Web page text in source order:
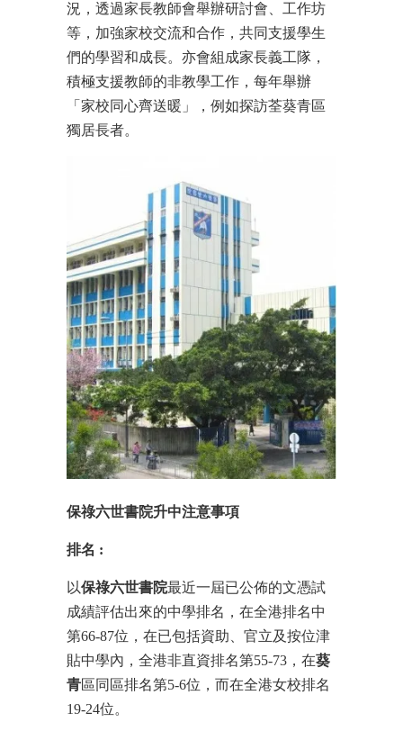
況，透過家長教師會舉辦研討會、工作坊
等，加強家校交流和合作，共同支援學生
們的學習和成長。亦會組成家長義工隊，
積極支援教師的非教學工作，每年舉辦
「家校同心齊送暖」，例如探訪荃葵青區
獨居長者。
保祿六世書院升中注意事項
排名 :
以保祿六世書院最近一屆已公佈的文憑試
成績評估出來的中學排名，在全港排名中
第66-87位，在已包括資助、官立及按位津
貼中學內，全港非直資排名第55-73，在葵
青區同區排名第5-6位，而在全港女校排名
19-24位。